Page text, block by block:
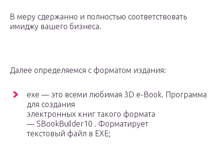
В меру сдержанно и полностью соответствовать
имиджу вашего бизнеса.
Далее определяемся с форматом издания:
exe — это всеми любимая 3D e-Book. Программа
для создания
электронных книг такого формата
— SBookBuilder10 . Форматирует
текстовый файл в EXE;